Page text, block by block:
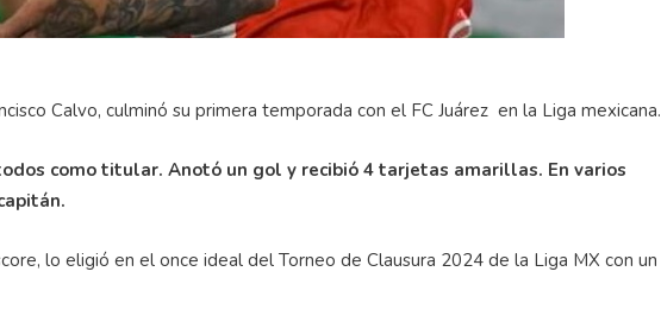
Calvo, culminó su primera temporada con el FC Juárez en la Liga mexicana.
como titular. Anotó un gol y recibió 4 tarjetas amarillas. En varios
lo eligió en el once ideal del Torneo de Clausura 2024 de la Liga MX con un